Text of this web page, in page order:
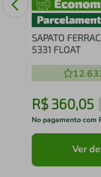
SAPATO
5331 FLOAT
R$ 360,05
No pagamento com
Ver